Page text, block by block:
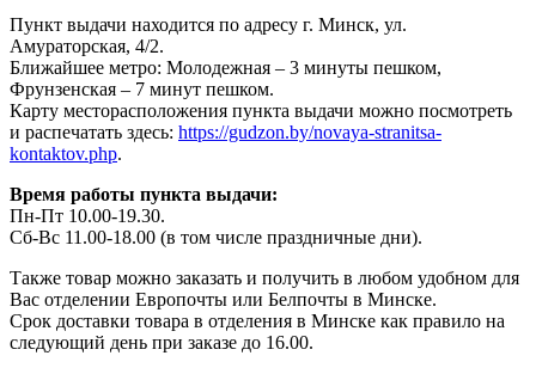
Пункт выдачи находится по адресу г. Минск, ул.
Амураторская, 4/2.
Ближайшее метро: Молодежная – 3 минуты пешком,
Фрунзенская – 7 минут пешком.
Карту месторасположения пункта выдачи можно посмотреть
и распечатать здесь: https://gudzon.by/novaya-stranitsa-
kontaktov.php.
Время работы пункта выдачи:
Пн-Пт 10.00-19.30.
Сб-Вс 11.00-18.00 (в том числе праздничные дни).
Также товар можно заказать и получить в любом удобном для
Вас отделении Европочты или Белпочты в Минске.
Срок доставки товара в отделения в Минске как правило на
следующий день при заказе до 16.00.